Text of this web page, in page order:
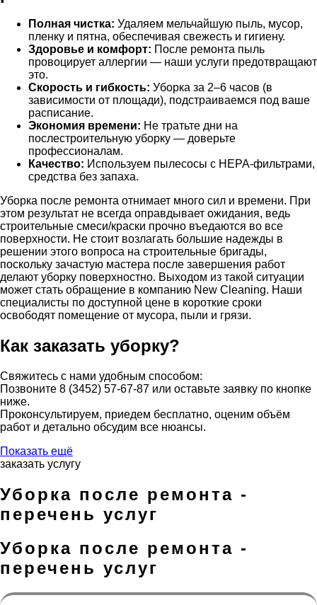
Полная чистка: Удаляем мельчайшую пыль, мусор,
пленку и пятна, обеспечивая свежесть и гигиену.
Здоровье и комфорт: После ремонта пыль
провоцирует аллергии — наши услуги предотвращают
это.
Скорость и гибкость: Уборка за 2–6 часов (в
зависимости от площади), подстраиваемся под ваше
расписание.
Экономия времени: Не тратьте дни на
послестроительную уборку — доверьте
профессионалам.
Качество: Используем пылесосы с HEPA-фильтрами,
средства без запаха.
Уборка после ремонта отнимает много сил и времени. При
этом результат не всегда оправдывает ожидания, ведь
строительные смеси/краски прочно въедаются во все
поверхности. Не стоит возлагать большие надежды в
решении этого вопроса на строительные бригады,
поскольку зачастую мастера после завершения работ
делают уборку поверхностно. Выходом из такой ситуации
может стать обращение в компанию New Cleaning. Наши
специалисты по доступной цене в короткие сроки
освободят помещение от мусора, пыли и грязи.
Как заказать уборку?
Свяжитесь с нами удобным способом:
Позвоните 8 (3452) 57-67-87 или оставьте заявку по кнопке
ниже.
Проконсультируем, приедем бесплатно, оценим объём
работ и детально обсудим все нюансы.
Показать ещё
заказать услугу
Уборка после ремонта -
перечень услуг
Уборка после ремонта -
перечень услуг